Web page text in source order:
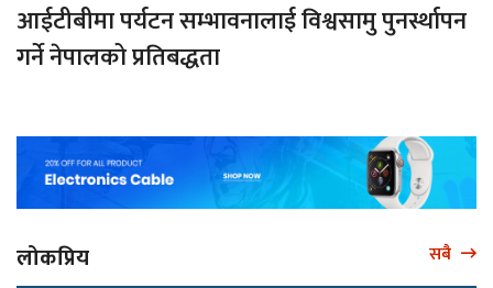
आईटीबीमा पर्यटन सम्भावनालाई विश्वसामु पुनर्स्थापन
गर्ने नेपालको प्रतिबद्धता
लोकप्रिय सबै